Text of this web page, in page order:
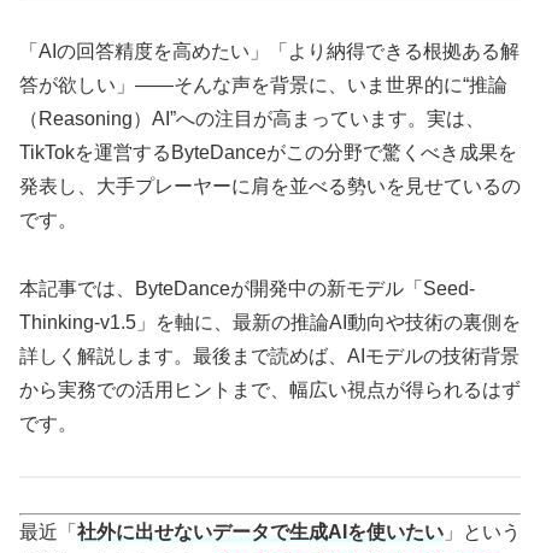
「AIの回答精度を高めたい」「より納得できる根拠ある解
答が欲しい」――そんな声を背景に、いま世界的に“推論
（Reasoning）AI”への注目が高まっています。実は、
TikTokを運営するByteDanceがこの分野で驚くべき成果を
発表し、大手プレーヤーに肩を並べる勢いを見せているの
です。
本記事では、ByteDanceが開発中の新モデル「Seed-
Thinking-v1.5」を軸に、最新の推論AI動向や技術の裏側を
詳しく解説します。最後まで読めば、AIモデルの技術背景
から実務での活用ヒントまで、幅広い視点が得られるはず
です。
最近「 社外に出せないデータで生成AIを使いたい 」という